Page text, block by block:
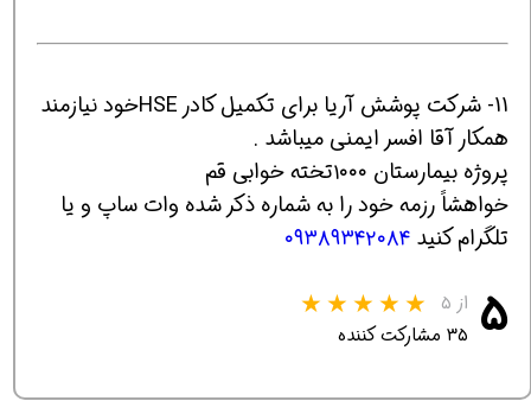
11- شرکت پوشش آریا برای تکمیل کادر HSEخود نیازمند
همکار آقا افسر ایمنی میباشد .
پروژه بیمارستان ۱۰۰۰تخته خوابی قم
خواهشاً رزمه خود را به شماره ذکر شده وات ساپ و یا
تلگرام کنید ۰۹۳۸۹۳۴۲۰۸۴
۵ از ۵
۳۵ مشارکت کننده